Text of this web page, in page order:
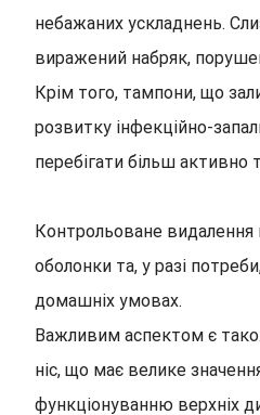
небажаних ускладнень.
виражений набряк,
Крім того, тампони, що
розвитку інфекційно-
перебігати більш активно
Контрольоване видалення
оболонки та, у разі
домашніх умовах.
Важливим аспектом є
ніс, що має велике
функціонуванню верхніх